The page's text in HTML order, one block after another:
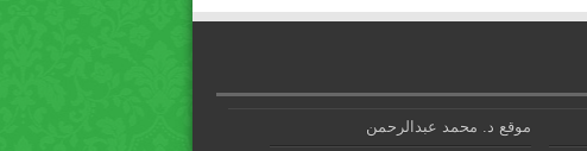
موقع د. محمد عبدالرحمن